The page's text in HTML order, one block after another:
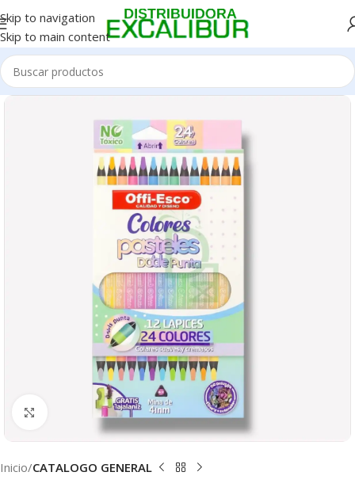
Skip to navigation
Skip to main content
Clic para ampliar
Inicio CATALOGO GENERAL